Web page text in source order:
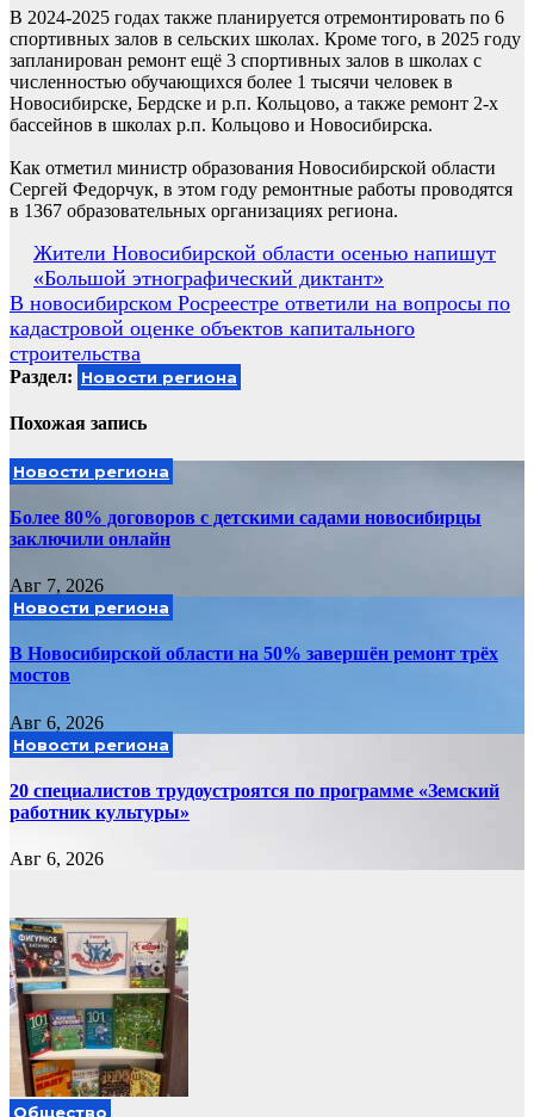
В 2024-2025 годах также планируется отремонтировать по 6
спортивных залов в сельских школах. Кроме того, в 2025 году
запланирован ремонт ещё 3 спортивных залов в школах с
численностью обучающихся более 1 тысячи человек в
Новосибирске, Бердске и р.п. Кольцово, а также ремонт 2-х
бассейнов в школах р.п. Кольцово и Новосибирска.
Как отметил министр образования Новосибирской области
Сергей Федорчук, в этом году ремонтные работы проводятся
в 1367 образовательных организациях региона.
Навигация
по
записям
Жители Новосибирской области осенью напишут
«Большой этнографический диктант»
В новосибирском Росреестре ответили на вопросы по
кадастровой оценке объектов капитального
строительства
Раздел: Новости региона
Похожая запись
Новости региона
Более 80% договоров с детскими садами новосибирцы
заключили онлайн
Авг 7, 2026
Новости региона
В Новосибирской области на 50% завершён ремонт трёх
мостов
Авг 6, 2026
Новости региона
20 специалистов трудоустроятся по программе «Земский
работник культуры»
Авг 6, 2026
Общество